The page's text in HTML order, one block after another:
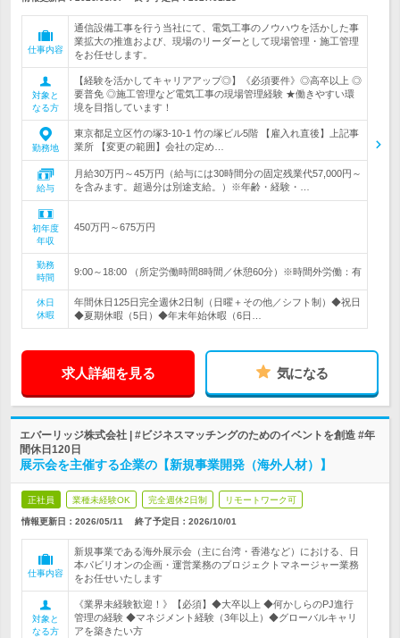
仕事内容
通信設備工事を行う当社にて、電気工事のノウハウを活かした事
業拡大の推進および、現場のリーダーとして現場管理・施工管理
をお任せします。
対象と
なる方
【経験を活かしてキャリアアップ◎】《必須要件》◎高卒以上 ◎
要普免 ◎施工管理など電気工事の現場管理経験 ★働きやすい環
境を目指しています！
勤務地
東京都足立区竹の塚3-10-1 竹の塚ビル5階 【雇入れ直後】上記事
業所 【変更の範囲】会社の定め…
給与
月給30万円～45万円（給与には30時間分の固定残業代57,000円～
を含みます。超過分は別途支給。）※年齢・経験・…
初年度
年収
450万円～675万円
勤務
時間
9:00～18:00 （所定労働時間8時間／休憩60分）※時間外労働：有
休日
休暇
年間休日125日完全週休2日制（日曜＋その他／シフト制）◆祝日
◆夏期休暇（5日）◆年末年始休暇（6日…
求人詳細を見る 気になる
エバーリッジ株式会社 | #ビジネスマッチングのためのイベントを創造 #年
間休日120日
展示会を主催する企業の【新規事業開発（海外人材）】
正社員 業種未経験OK 完全週休2日制 リモートワーク可
情報更新日：2026/05/11 終了予定日： 2026/10/01
仕事内容
新規事業である海外展示会（主に台湾・香港など）における、日
本パビリオンの企画・運営業務のプロジェクトマネージャー業務
をお任せいたします
対象と
なる方
《業界未経験歓迎！》【必須】◆大卒以上 ◆何かしらのPJ進行
管理の経験 ◆マネジメント経験（3年以上）◆グローバルキャリ
アを築きたい方